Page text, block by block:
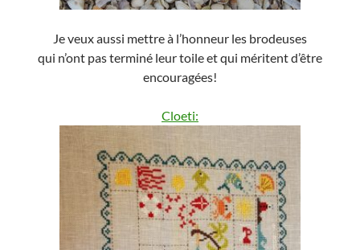
Je veux aussi mettre à l’honneur les brodeuses
qui n’ont pas terminé leur toile et qui méritent d’être
encouragées!
Cloeti: